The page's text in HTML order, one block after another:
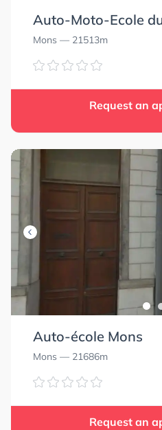
Auto-Moto-Ecole
Mons — 21513m
Request an
Auto-école Mons
Mons — 21686m
Request an